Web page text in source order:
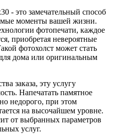
- это замечательный способ
моменты вашей жизни.
фотопечати, каждое
приобретая невероятные
фотохолст может стать
дома или оригинальным
заказа, эту услугу
Напечатать памятное
недорого, при этом
на высочайшем уровне.
от выбранных параметров
услуг.